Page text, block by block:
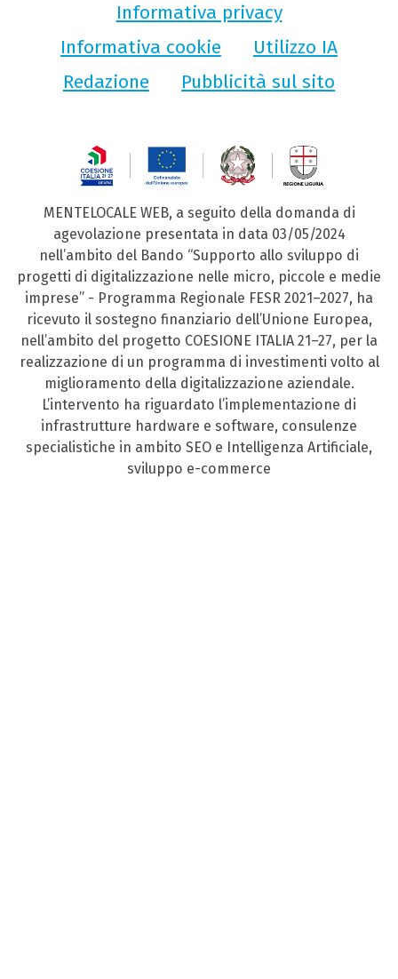
Informativa privacy
Informativa cookie
Utilizzo IA
Redazione
Pubblicità sul sito
MENTELOCALE WEB, a seguito della domanda di
agevolazione presentata in data 03/05/2024
nell’ambito del Bando “Supporto allo sviluppo di
progetti di digitalizzazione nelle micro, piccole e medie
imprese” - Programma Regionale FESR 2021–2027, ha
ricevuto il sostegno finanziario dell’Unione Europea,
nell’ambito del progetto COESIONE ITALIA 21–27, per la
realizzazione di un programma di investimenti volto al
miglioramento della digitalizzazione aziendale.
L’intervento ha riguardato l’implementazione di
infrastrutture hardware e software, consulenze
specialistiche in ambito SEO e Intelligenza Artificiale,
sviluppo e-commerce